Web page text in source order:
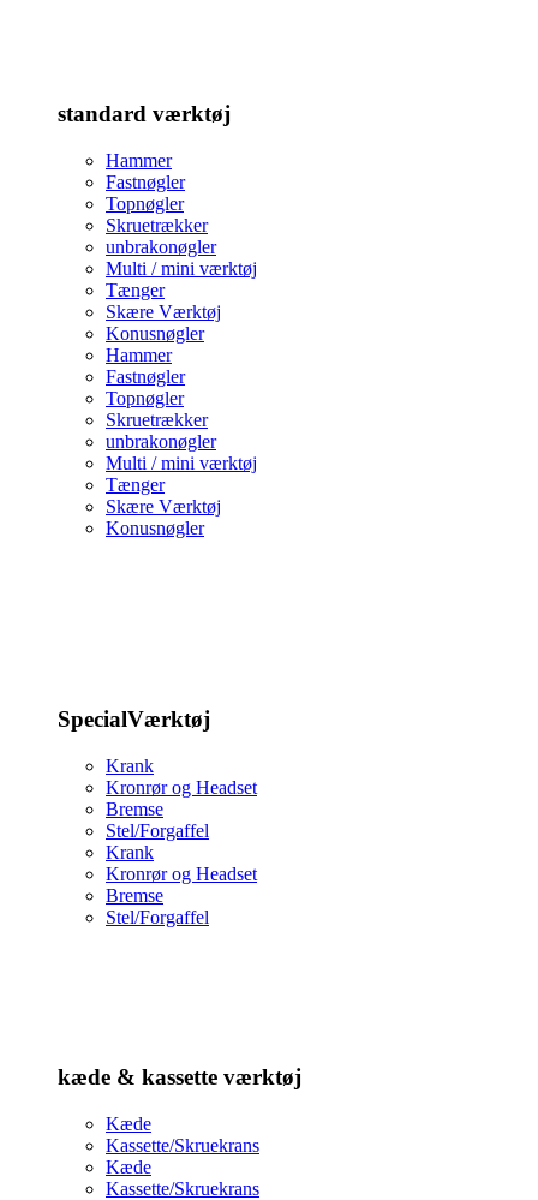
standard værktøj
Hammer
Fastnøgler
Topnøgler
Skruetrækker
unbrakonøgler
Multi / mini værktøj
Tænger
Skære Værktøj
Konusnøgler
Hammer
Fastnøgler
Topnøgler
Skruetrækker
unbrakonøgler
Multi / mini værktøj
Tænger
Skære Værktøj
Konusnøgler
SpecialVærktøj
Krank
Kronrør og Headset
Bremse
Stel/Forgaffel
Krank
Kronrør og Headset
Bremse
Stel/Forgaffel
kæde & kassette værktøj
Kæde
Kassette/Skruekrans
Kæde
Kassette/Skruekrans